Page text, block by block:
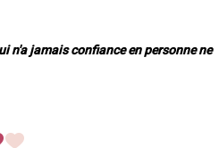
n'a jamais confiance en personne ne